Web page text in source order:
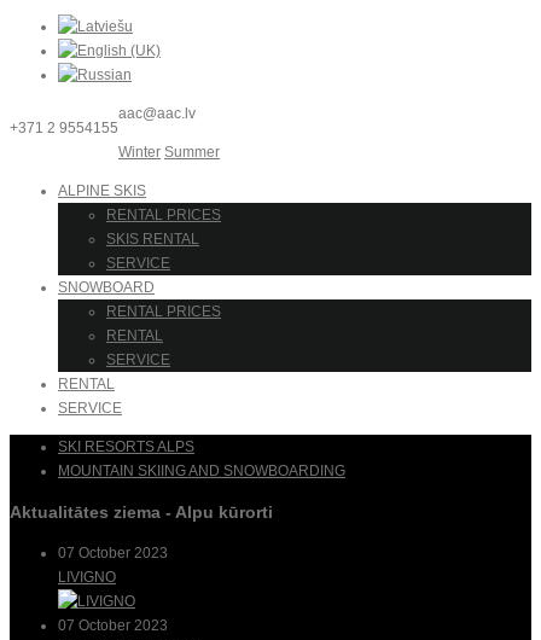
+371 2 9554155
aac@aac.lv
Winter Summer
ALPINE SKIS
RENTAL PRICES
SKIS RENTAL
SERVICE
SNOWBOARD
RENTAL PRICES
RENTAL
SERVICE
RENTAL
SERVICE
SKI RESORTS ALPS
MOUNTAIN SKIING AND SNOWBOARDING
Aktualitātes ziema - Alpu kūrorti
07 October 2023
LIVIGNO
07 October 2023